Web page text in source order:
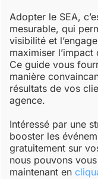
Adopter le SEA,
mesurable, qui
visibilité et
maximiser
Ce guide vous
manière
résultats de vos
agence.
Intéressé par une
booster les
gratuitement sur
nous pouvons
maintenant en